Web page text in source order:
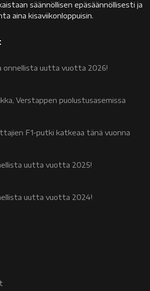
säännöllisen epäsäännöllisesti ja
aina kisaviikonloppuisin.
onnellista uutta vuotta 2026!
Verstappen puolustusasemissa
F1-putki katkeaa tänä vuonna
uutta vuotta 2025!
uutta vuotta 2024!